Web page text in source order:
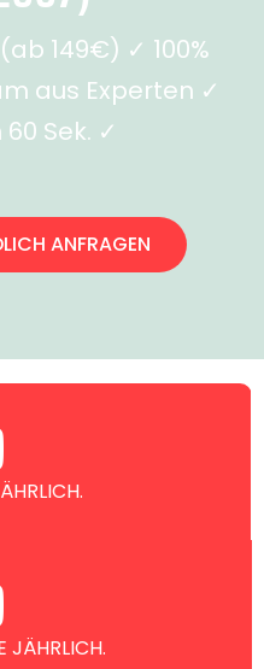
149€) ✓ 100%
aus Experten ✓
Sek. ✓
ANFRAGEN
JÄHRLICH.